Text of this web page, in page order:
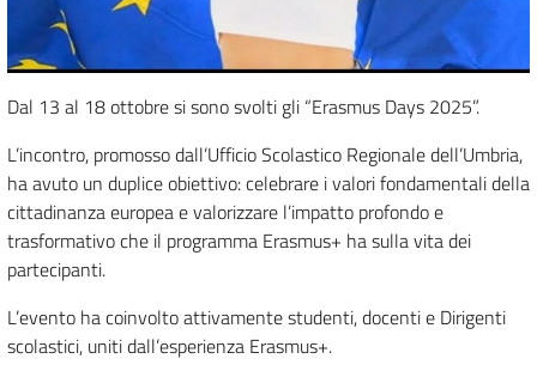
Dal 13 al 18 ottobre si sono svolti gli “Erasmus Days 2025”.
L’incontro, promosso dall’Ufficio Scolastico Regionale dell’Umbria,
ha avuto un duplice obiettivo: celebrare i valori fondamentali della
cittadinanza europea e valorizzare l’impatto profondo e
trasformativo che il programma Erasmus+ ha sulla vita dei
partecipanti.
L’evento ha coinvolto attivamente studenti, docenti e Dirigenti
scolastici, uniti dall’esperienza Erasmus+.